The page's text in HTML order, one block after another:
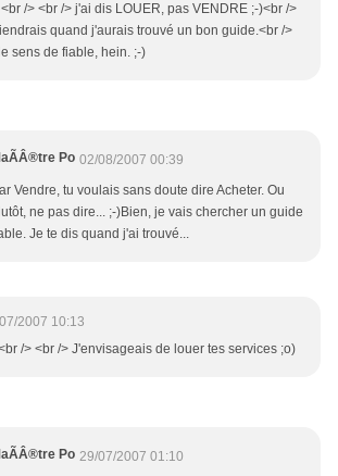
/> <br /> j'ai dis LOUER, pas VENDRE ;-)<br />
quand j'aurais trouvé un bon guide.<br />
sens de fiable, hein. ;-)
Po 02/08/2007 00:39
Vendre, tu voulais sans doute dire Acheter. Ou
ne pas dire... ;-)Bien, je vais chercher un guide
Je te dis quand j'ai trouvé...
2007 10:13
/> <br /> J'envisageais de louer tes services ;o)
Po 29/07/2007 01:10